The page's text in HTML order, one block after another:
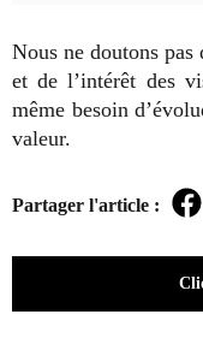
Nous ne doutons
et de l’intérêt des
même besoin
valeur.
Partager l'article :